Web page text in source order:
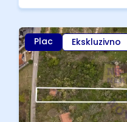
Plac Ekskluzivno